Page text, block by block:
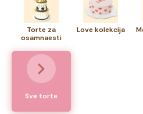
svečana torta,
torte za posebnu
odaberete najukusnije i
Zaposleni u TORTI će se potruditi
Torte za
osamnaesti
Love kolekcija
Sve torte